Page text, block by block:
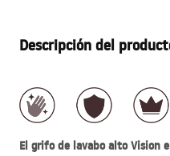
Descripción del
El grifo de lavabo alto Vision